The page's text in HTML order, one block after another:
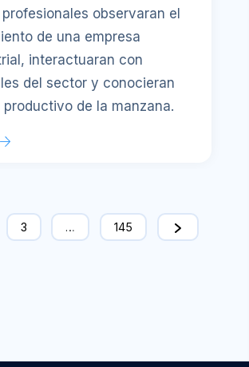
observaran el
de una empresa
interactuaran con
del sector y conocieran
productivo de la manzana.
3 … 145